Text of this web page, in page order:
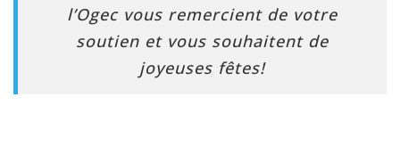
l’Ogec vous remercient de votre
soutien et vous souhaitent de
joyeuses fêtes!